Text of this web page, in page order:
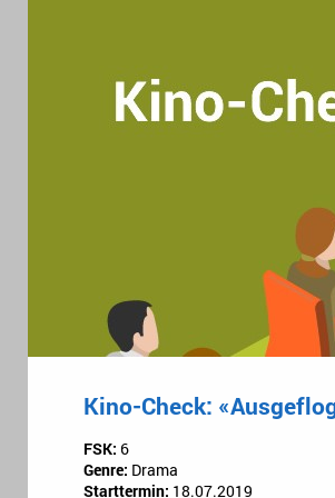
Kino-Check:
FSK: 6
Genre: Drama
Starttermin: 18.07.2019